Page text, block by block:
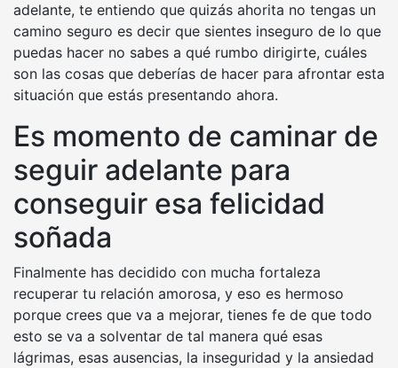
adelante, te entiendo que quizás ahorita no tengas un
camino seguro es decir que sientes inseguro de lo que
puedas hacer no sabes a qué rumbo dirigirte, cuáles
son las cosas que deberías de hacer para afrontar esta
situación que estás presentando ahora.
Es momento de caminar de
seguir adelante para
conseguir esa felicidad
soñada
Finalmente has decidido con mucha fortaleza
recuperar tu relación amorosa, y eso es hermoso
porque crees que va a mejorar, tienes fe de que todo
esto se va a solventar de tal manera qué esas
lágrimas, esas ausencias, la inseguridad y la ansiedad